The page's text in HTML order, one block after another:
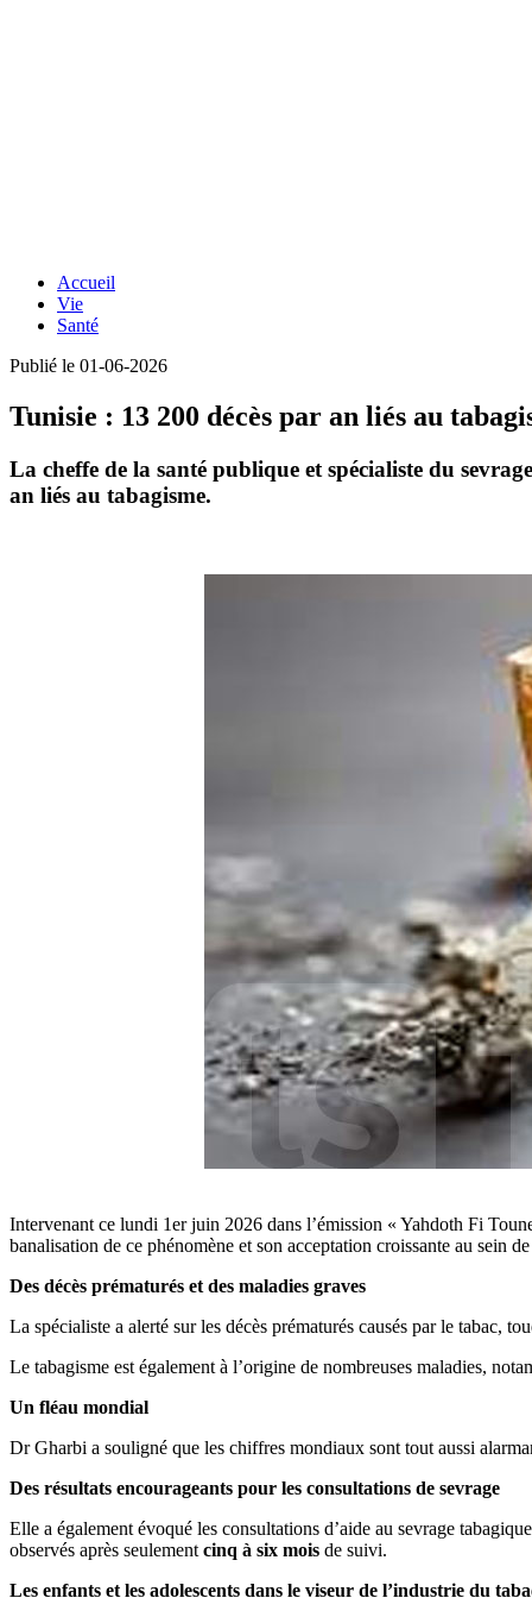
Accueil
Vie
Santé
Publié le 01-06-2026
Tunisie : 13 200 décès par an liés au
La cheffe de la santé publique et spécialiste du
an liés au tabagisme.
Intervenant ce lundi 1er juin 2026 dans l’émission « Yahdoth Fi
banalisation de ce phénomène et son acceptation croissante au sein
Des décès prématurés et des maladies graves
La spécialiste a alerté sur les décès prématurés causés par le tabac,
Le tabagisme est également à l’origine de nombreuses maladies,
Un fléau mondial
Dr Gharbi a souligné que les chiffres mondiaux sont tout aussi
Des résultats encourageants pour les consultations de sevrage
Elle a également évoqué les consultations d’aide au sevrage
observés après seulement cinq à six mois de suivi.
Les enfants et les adolescents dans le viseur de l’industrie du